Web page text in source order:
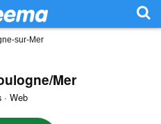
sur-Mer
Mer
· Web